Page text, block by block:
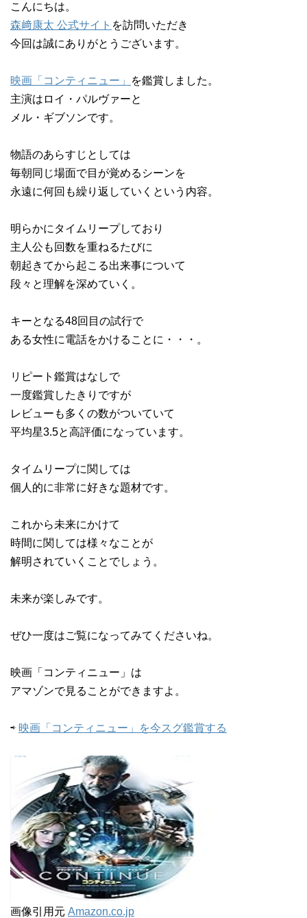
こんにちは。
森﨑康太 公式サイト を訪問いただき
今回は誠にありがとうございます。
映画「コンティニュー」
を鑑賞しました。
主演はロイ・パルヴァーと
メル・ギブソンです。
物語のあらすじとしては
毎朝同じ場面で目が覚めるシーンを
永遠に何回も繰り返していくという内容。
明らかにタイムリープしており
主人公も回数を重ねるたびに
朝起きてから起こる出来事について
段々と理解を深めていく。
キーとなる48回目の試行で
ある女性に電話をかけることに・・・。
リピート鑑賞はなしで
一度鑑賞したきりですが
レビューも多くの数がついていて
平均星3.5と高評価になっています。
タイムリープに関しては
個人的に非常に好きな題材です。
これから未来にかけて
時間に関しては様々なことが
解明されていくことでしょう。
未来が楽しみです。
ぜひ一度はご覧になってみてくださいね。
映画「コンティニュー」は
アマゾンで見ることができますよ。
⇨ 映画「コンティニュー」を今スグ鑑賞する
画像引用元 Amazon.co.jp